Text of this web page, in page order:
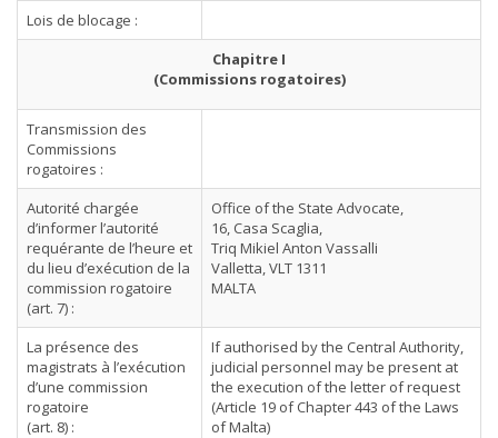
Lois de blocage :
Chapitre I
(Commissions rogatoires)
Transmission des
Commissions
rogatoires :
Autorité chargée
d’informer l’autorité
requérante de l’heure et
du lieu d’exécution de la
commission rogatoire
(art. 7) :
Office of the State Advocate,
16, Casa Scaglia,
Triq Mikiel Anton Vassalli
Valletta, VLT 1311
MALTA
La présence des
magistrats à l’exécution
d’une commission
rogatoire
(art. 8) :
If authorised by the Central Authority,
judicial personnel may be present at
the execution of the letter of request
(Article 19 of Chapter 443 of the Laws
of Malta)